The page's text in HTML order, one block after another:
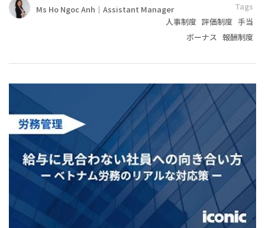
Ms Ho Ngoc Anh｜Assistant Manager
Tags
人事制度 評価制度 手当
ボーナス 報酬制度